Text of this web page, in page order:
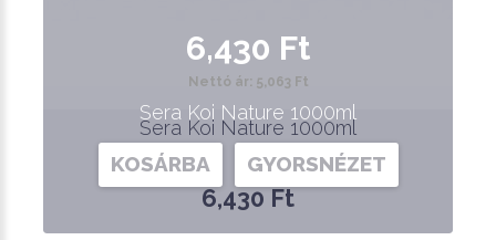
Sera Koi Nature 1000ml
6,430 Ft
6,430 Ft
Nettó ár: 5,063 Ft
Sera Koi Nature 1000ml
KOSÁRBA GYORSNÉZET